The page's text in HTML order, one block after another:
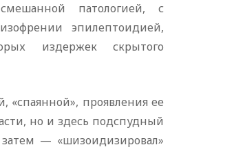
патологией, с
эпилептоидией,
издержек скрытого
«спаянной», проявления ее
но и здесь подспудный
— «шизоидизировал»